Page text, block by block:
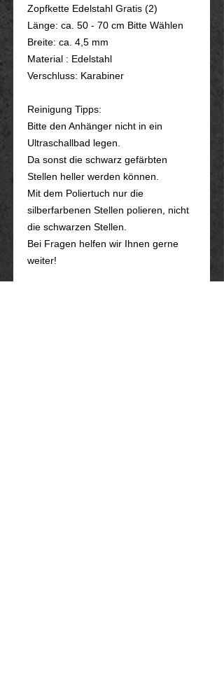
Zopfkette Edelstahl Gratis (2)
Länge: ca. 50 - 70 cm Bitte Wählen
Breite: ca. 4,5 mm
Material : Edelstahl
Verschluss: Karabiner
Reinigung Tipps:
Bitte den Anhänger nicht in ein
Ultraschallbad legen.
Da sonst die schwarz gefärbten
Stellen heller werden können.
Mit dem Poliertuch nur die
silberfarbenen Stellen polieren, nicht
die schwarzen Stellen.
Bei Fragen helfen wir Ihnen gerne
weiter!